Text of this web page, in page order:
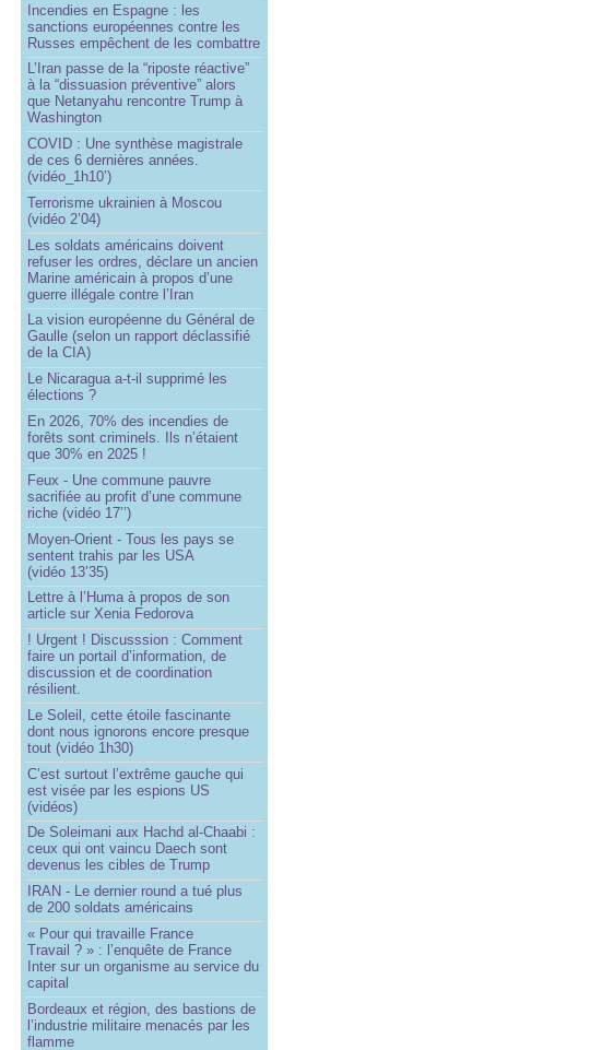
Incendies en Espagne : les
sanctions européennes contre les
Russes empêchent de les combattre
L’Iran passe de la “riposte réactive”
à la “dissuasion préventive” alors
que Netanyahu rencontre Trump à
Washington
COVID : Une synthèse magistrale
de ces 6 dernières années.
(vidéo_1h10’)
Terrorisme ukrainien à Moscou
(vidéo 2’04)
Les soldats américains doivent
refuser les ordres, déclare un ancien
Marine américain à propos d’une
guerre illégale contre l’Iran
La vision européenne du Général de
Gaulle (selon un rapport déclassifié
de la CIA)
Le Nicaragua a-t-il supprimé les
élections ?
En 2026, 70% des incendies de
forêts sont criminels. Ils n’étaient
que 30% en 2025 !
Feux - Une commune pauvre
sacrifiée au profit d’une commune
riche (vidéo 17’’)
Moyen-Orient - Tous les pays se
sentent trahis par les USA
(vidéo 13’35)
Lettre à l’Huma à propos de son
article sur Xenia Fedorova
! Urgent ! Discusssion : Comment
faire un portail d’information, de
discussion et de coordination
résilient.
Le Soleil, cette étoile fascinante
dont nous ignorons encore presque
tout (vidéo 1h30)
C’est surtout l’extrême gauche qui
est visée par les espions US
(vidéos)
De Soleimani aux Hachd al‑Chaabi :
ceux qui ont vaincu Daech sont
devenus les cibles de Trump
IRAN - Le dernier round a tué plus
de 200 soldats américains
« Pour qui travaille France
Travail ? » : l’enquête de France
Inter sur un organisme au service du
capital
Bordeaux et région, des bastions de
l’industrie militaire menacés par les
flamme